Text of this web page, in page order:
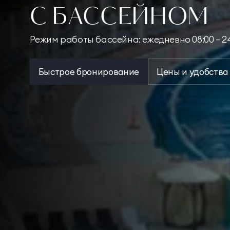
С БАССЕЙНОМ
Режим работы бассейна: ежедневно 08:00 –
Быстрое бронирование Цены и удобства